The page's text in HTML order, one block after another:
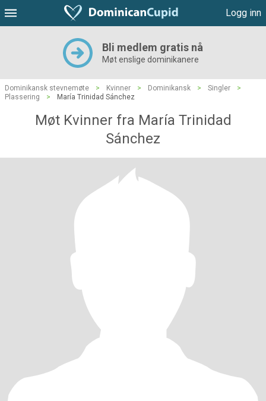
Logg inn
Bli medlem gratis nå
Møt enslige dominikanere
Dominikansk stevnemøte > Kvinner > Dominikansk > Singler
>
Plassering
> María Trinidad Sánchez
Møt Kvinner fra María Trinidad
Sánchez